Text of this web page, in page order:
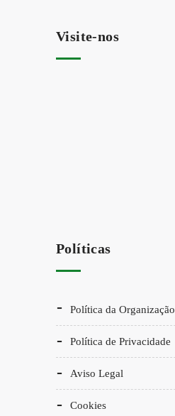
Visite-nos
Políticas
Política da Organização
Política de Privacidade
Aviso Legal
Cookies